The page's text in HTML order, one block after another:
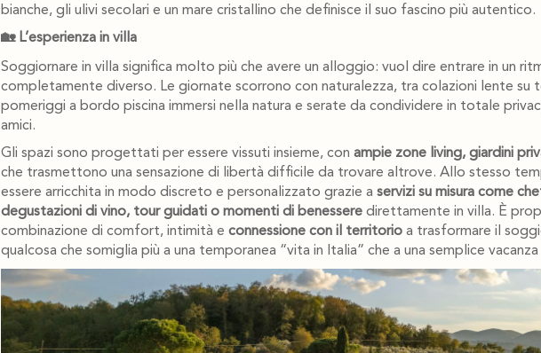
bianche, gli ulivi secolari e un mare cristallino che definisce il suo fascino più autentico.
🏡 L’esperienza in villa
Soggiornare in villa significa molto più che avere un alloggio: vuol dire entrare in un
completamente diverso. Le giornate scorrono con naturalezza, tra colazioni lente su
pomeriggi a bordo piscina immersi nella natura e serate da condividere in totale
amici.
Gli spazi sono progettati per essere vissuti insieme, con ampie zone living, giardini
che trasmettono una sensazione di libertà difficile da trovare altrove. Allo stesso
essere arricchita in modo discreto e personalizzato grazie a servizi su misura come
degustazioni di vino, tour guidati o momenti di benessere direttamente in villa. È
combinazione di comfort, intimità e connessione con il territorioa trasformare il
qualcosa che somiglia più a una temporanea “vita in Italia” che a una semplice vacanza